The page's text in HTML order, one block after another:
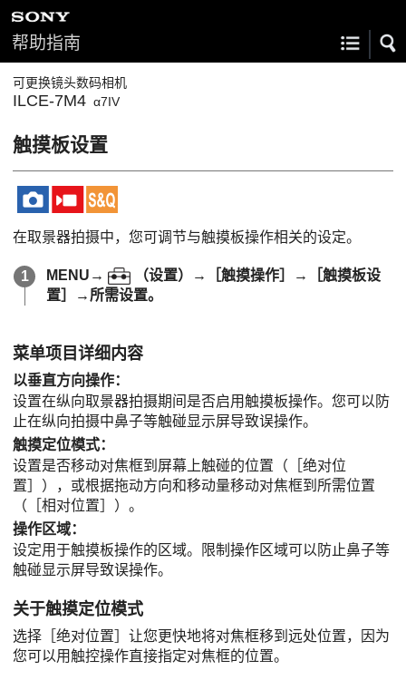
帮助指南
可更换镜头数码相机
ILCE-7M4 α7IV
触摸板设置
在取景器拍摄中，您可调节与触摸板操作相关的设定。
MENU → （设置）→ ［触摸操作］ →
［触摸板设
置］
→所需设置。
菜单项目详细内容
以垂直方向操作：
设置在纵向取景器拍摄期间是否启用触摸板操作。您可以防
止在纵向拍摄中鼻子等触碰显示屏导致误操作。
触摸定位模式：
设置是否移动对焦框到屏幕上触碰的位置（ ［绝对位
置］ ），或根据拖动方向和移动量移动对焦框到所需位置
（ ［相对位置］ ）。
操作区域：
设定用于触摸板操作的区域。限制操作区域可以防止鼻子等
触碰显示屏导致误操作。
关于触摸定位模式
选择 ［绝对位置］ 让您更快地将对焦框移到远处位置，因为
您可以用触控操作直接指定对焦框的位置。